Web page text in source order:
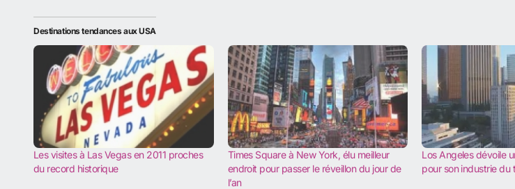
Destinations tendances aux USA
Les visites à Las Vegas en 2011 proches
du record historique
Times Square à New York, élu meilleur
endroit pour passer le réveillon du jour de
l’an
Los Angeles dévoile
pour son industrie du